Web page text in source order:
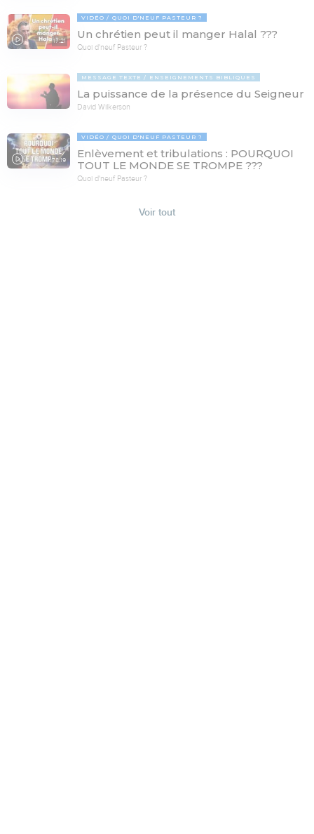
17:21
VIDÉO QUOI D'NEUF PASTEUR ?
Un chrétien peut il manger Halal ???
Quoi d'neuf Pasteur ?
MESSAGE TEXTE ENSEIGNEMENTS BIBLIQUES
La puissance de la présence du Seigneur
David Wilkerson
78:19
VIDÉO QUOI D'NEUF PASTEUR ?
Enlèvement et tribulations : POURQUOI
TOUT LE MONDE SE TROMPE ???
Quoi d'neuf Pasteur ?
Voir tout